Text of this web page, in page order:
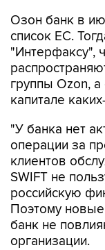
Озон банк в
список ЕС.
"Интерфаксу",
группы Ozon,
капитале
"У банка нет
операции за
клиентов
SWIFT не
российскую
Поэтому
банк не
организации.